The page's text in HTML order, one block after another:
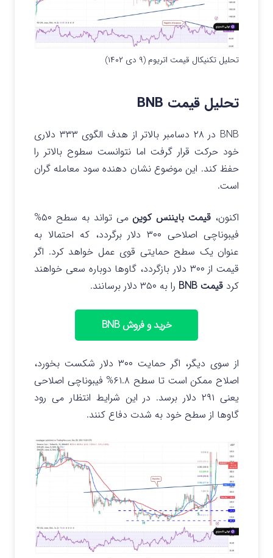
تحلیل تکنیکال قیمت اتریوم (۹ دی ۱۴۰۲)
تحلیل قیمت BNB
BNB در ۲۸ دسامبر بالاتر از هدف الگوی ۳۳۳ دلاری
خود حرکت قرار گرفت اما نتوانست سطوح بالاتر را
حفظ کند. این موضوع نشان دهنده سود معامله گران
است.
اکنون، قیمت بایننس کوین
می تواند به سطح ۵۰%
فیبوناچی اصلاحی ۳۰۰ دلار برگردد، که احتمالا به
عنوان یک سطح حمایتی قوی عمل خواهد کرد. اگر
قیمت از ۳۰۰ دلار بازگردد، گاوها دوباره سعی خواهند
کرد قیمت BNB را به ۳۵۰ دلار برسانند.
خرید و فروش BNB
از سوی دیگر، اگر حمایت ۳۰۰ دلار شکست بخورد،
اصلاح ممکن است تا سطح ۶۱.۸% فیبوناچی اصلاحی
یعنی ۲۹۱ دلار برسد. در این شرایط انتظار می رود
گاوها از سطح خود به شدت دفاع کنند.